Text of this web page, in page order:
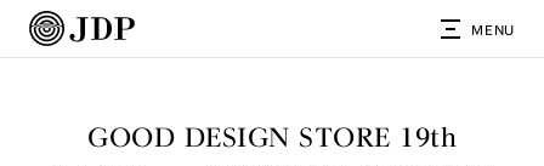
MENU
GOOD DESIGN STORE 19th